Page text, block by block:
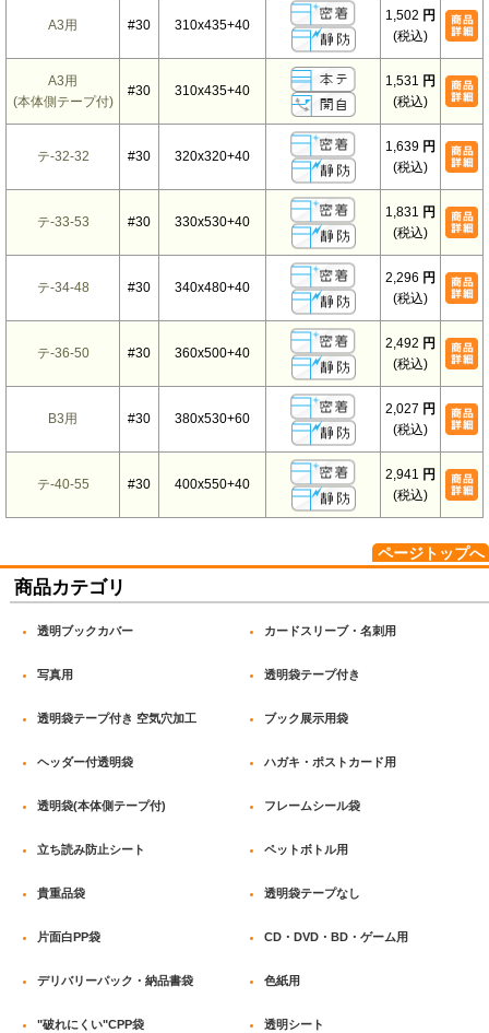
A3用 #30 310x435+40
1,502 円
(税込)
A3用
(本体側テープ付)
#30 310x435+40
1,531 円
(税込)
テ-32-32 #30 320x320+40
1,639 円
(税込)
テ-33-53 #30 330x530+40
1,831 円
(税込)
テ-34-48 #30 340x480+40
2,296 円
(税込)
テ-36-50 #30 360x500+40
2,492 円
(税込)
B3用 #30 380x530+60
2,027 円
(税込)
テ-40-55 #30 400x550+40
2,941 円
(税込)
ページトップへ
商品カテゴリ
透明ブックカバー カードスリーブ・名刺用
写真用 透明袋テープ付き
透明袋テープ付き 空気穴加工 ブック展示用袋
ヘッダー付透明袋 ハガキ・ポストカード用
透明袋(本体側テープ付) フレームシール袋
立ち読み防止シート ペットボトル用
貴重品袋 透明袋テープなし
片面白PP袋 CD・DVD・BD・ゲーム用
デリバリーパック・納品書袋 色紙用
"破れにくい"CPP袋 透明シート